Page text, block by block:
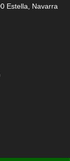
Estella, Navarra